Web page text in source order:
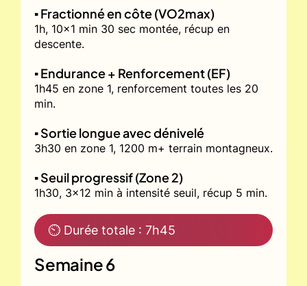
▪️ Fractionné en côte (VO2max)
1h, 10x1 min 30 sec montée, récup en
descente.
▪️ Endurance + Renforcement (EF)
1h45 en zone 1, renforcement toutes les 20
min.
▪️ Sortie longue avec dénivelé
3h30 en zone 1, 1200 m+ terrain montagneux.
▪️ Seuil progressif (Zone 2)
1h30, 3x12 min à intensité seuil, récup 5 min.
⏲ Durée totale : 7h45
Semaine 6